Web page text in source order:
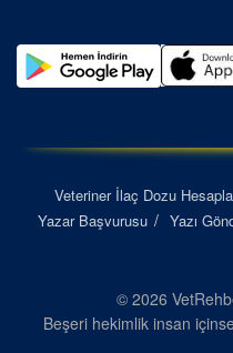
Veteriner İlaç Dozu
Yazar Başvurusu
Yazı
© 2026
Beşeri hekimlik insan